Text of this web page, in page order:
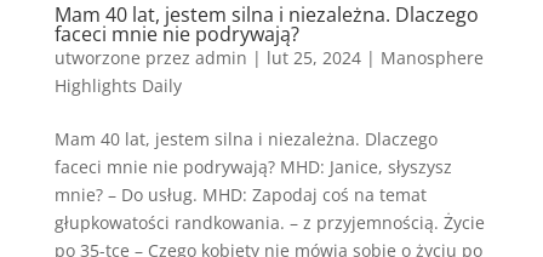
Mam 40 lat, jestem silna i niezależna. Dlaczego
faceci mnie nie podrywają?
utworzone przez admin | lut 25, 2024| Manosphere
Highlights Daily
Mam 40 lat, jestem silna i niezależna. Dlaczego
faceci mnie nie podrywają? MHD: Janice, słyszysz
mnie? – Do usług. MHD: Zapodaj coś na temat
głupkowatości randkowania. – z przyjemnością. Życie
po 35-tce – Czego kobiety nie mówią sobie o życiu po